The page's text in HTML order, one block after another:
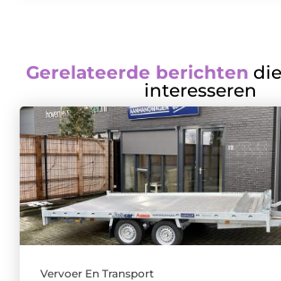
Gerelateerde berichten
interesseren
Vervoer En Transport